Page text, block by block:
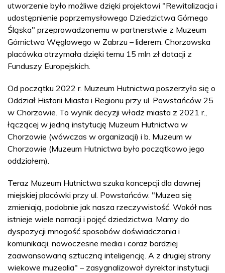
utworzenie było możliwe dzięki projektowi "Rewitalizacja i
udostępnienie poprzemysłowego Dziedzictwa Górnego
Śląska" przeprowadzonemu w partnerstwie z Muzeum
Górnictwa Węglowego w Zabrzu – liderem. Chorzowska
placówka otrzymała dzięki temu 15 mln zł dotacji z
Funduszy Europejskich.
Od początku 2022 r. Muzeum Hutnictwa poszerzyło się o
Oddział Historii Miasta i Regionu przy ul. Powstańców 25
w Chorzowie. To wynik decyzji władz miasta z 2021 r.,
łączącej w jedną instytucję Muzeum Hutnictwa w
Chorzowie (wówczas w organizacji) i b. Muzeum w
Chorzowie (Muzeum Hutnictwa było początkowo jego
oddziałem).
Teraz Muzeum Hutnictwa szuka koncepcji dla dawnej
miejskiej placówki przy ul. Powstańców. "Muzea się
zmieniają, podobnie jak nasza rzeczywistość. Wokół nas
istnieje wiele narracji i pojęć dziedzictwa. Mamy do
dyspozycji mnogość sposobów doświadczania i
komunikacji, nowoczesne media i coraz bardziej
zaawansowaną sztuczną inteligencję. A z drugiej strony
wiekowe muzealia" – zasygnalizował dyrektor instytucji